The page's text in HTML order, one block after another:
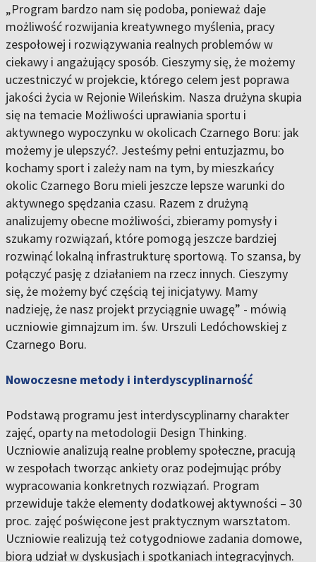
„Program bardzo nam się podoba, ponieważ daje
możliwość rozwijania kreatywnego myślenia, pracy
zespołowej i rozwiązywania realnych problemów w
ciekawy i angażujący sposób. Cieszymy się, że możemy
uczestniczyć w projekcie, którego celem jest poprawa
jakości życia w Rejonie Wileńskim. Nasza drużyna skupia
się na temacie Możliwości uprawiania sportu i
aktywnego wypoczynku w okolicach Czarnego Boru: jak
możemy je ulepszyć?. Jesteśmy pełni entuzjazmu, bo
kochamy sport i zależy nam na tym, by mieszkańcy
okolic Czarnego Boru mieli jeszcze lepsze warunki do
aktywnego spędzania czasu. Razem z drużyną
analizujemy obecne możliwości, zbieramy pomysły i
szukamy rozwiązań, które pomogą jeszcze bardziej
rozwinąć lokalną infrastrukturę sportową. To szansa, by
połączyć pasję z działaniem na rzecz innych. Cieszymy
się, że możemy być częścią tej inicjatywy. Mamy
nadzieję, że nasz projekt przyciągnie uwagę” - mówią
uczniowie gimnajzum im. św. Urszuli Ledóchowskiej z
Czarnego Boru.
Nowoczesne metody i interdyscyplinarność
Podstawą programu jest interdyscyplinarny charakter
zajęć, oparty na metodologii Design Thinking.
Uczniowie analizują realne problemy społeczne, pracują
w zespołach tworząc ankiety oraz podejmując próby
wypracowania konkretnych rozwiązań. Program
przewiduje także elementy dodatkowej aktywności – 30
proc. zajęć poświęcone jest praktycznym warsztatom.
Uczniowie realizują też cotygodniowe zadania domowe,
biorą udział w dyskusjach i spotkaniach integracyjnych.